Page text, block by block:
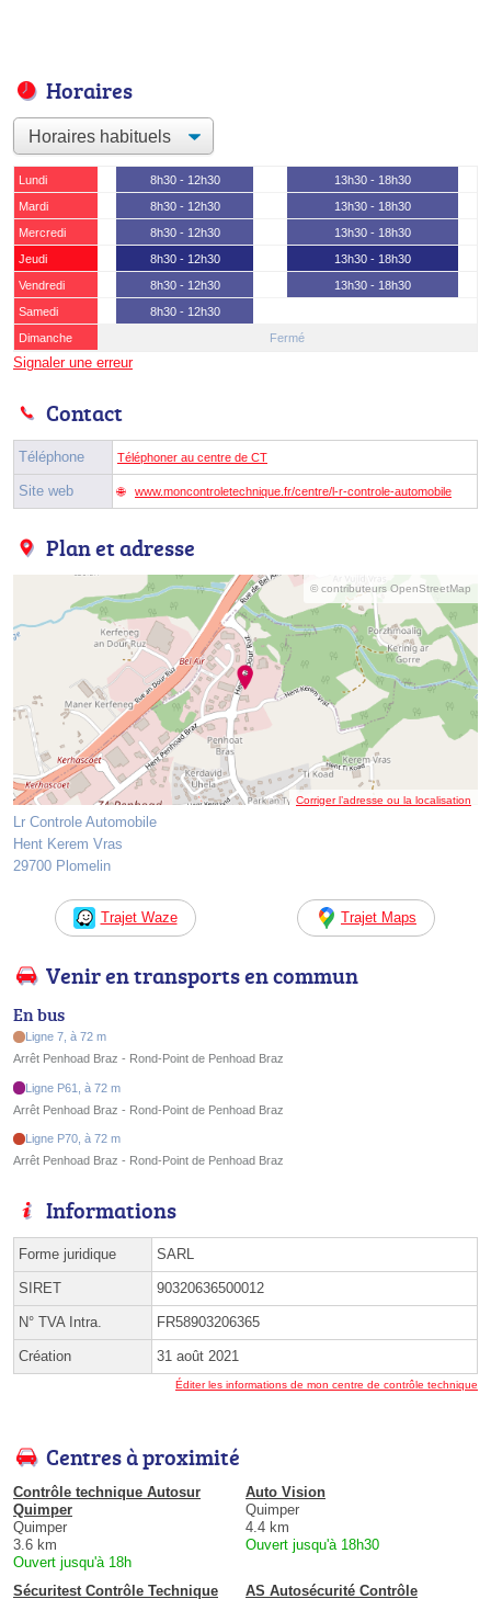
Horaires
Lundi 8h30 - 12h30
13h30 - 18h30
Mardi
8h30 - 12h30
13h30 - 18h30
Mercredi
8h30 - 12h30
13h30 - 18h30
Jeudi
8h30 - 12h30
13h30 - 18h30
Vendredi
8h30 - 12h30
13h30 - 18h30
Samedi
8h30 - 12h30
Dimanche
Fermé
Signaler une erreur
Contact
Téléphone Téléphoner au centre de CT
Site web www.moncontroletechnique.fr/centre/l-r-controle-automobile
Plan et adresse
© contributeurs OpenStreetMap
Corriger l’adresse ou la localisation
Lr Controle Automobile
Hent Kerem Vras
29700 Plomelin
Trajet Waze Trajet Maps
Venir en transports en commun
En bus
Ligne 7, à 72 m
Arrêt Penhoad Braz - Rond-Point de Penhoad Braz
Ligne P61, à 72 m
Arrêt Penhoad Braz - Rond-Point de Penhoad Braz
Ligne P70, à 72 m
Arrêt Penhoad Braz - Rond-Point de Penhoad Braz
Informations
Forme juridique SARL
SIRET 90320636500012
N° TVA Intra. FR58903206365
Création 31 août 2021
Éditer les informations de mon centre de contrôle technique
Centres à proximité
Contrôle technique Autosur
Quimper
Quimper
3.6 km
Ouvert jusqu'à 18h
Auto Vision
Quimper
4.4 km
Ouvert jusqu'à 18h30
Sécuritest Contrôle Technique
AS Autosécurité Contrôle